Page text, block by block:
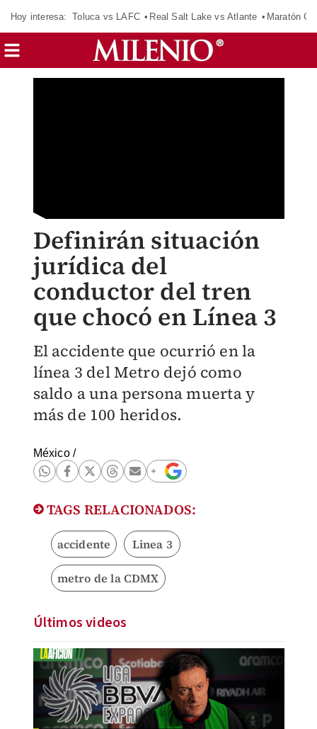
Hoy interesa: Toluca vs LAFC Real Salt Lake vs Atlante Maratón
Definirán situación
jurídica del
conductor del tren
que chocó en Línea 3
El accidente que ocurrió en la
línea 3 del Metro dejó como
saldo a una persona muerta y
más de 100 heridos.
México/
TAGS RELACIONADOS:
accidente Linea 3
metro de la CDMX
Últimos videos